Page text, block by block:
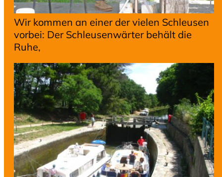
Wir kommen an einer der vielen Schleusen
vorbei: Der Schleusenwärter behält die
Ruhe,